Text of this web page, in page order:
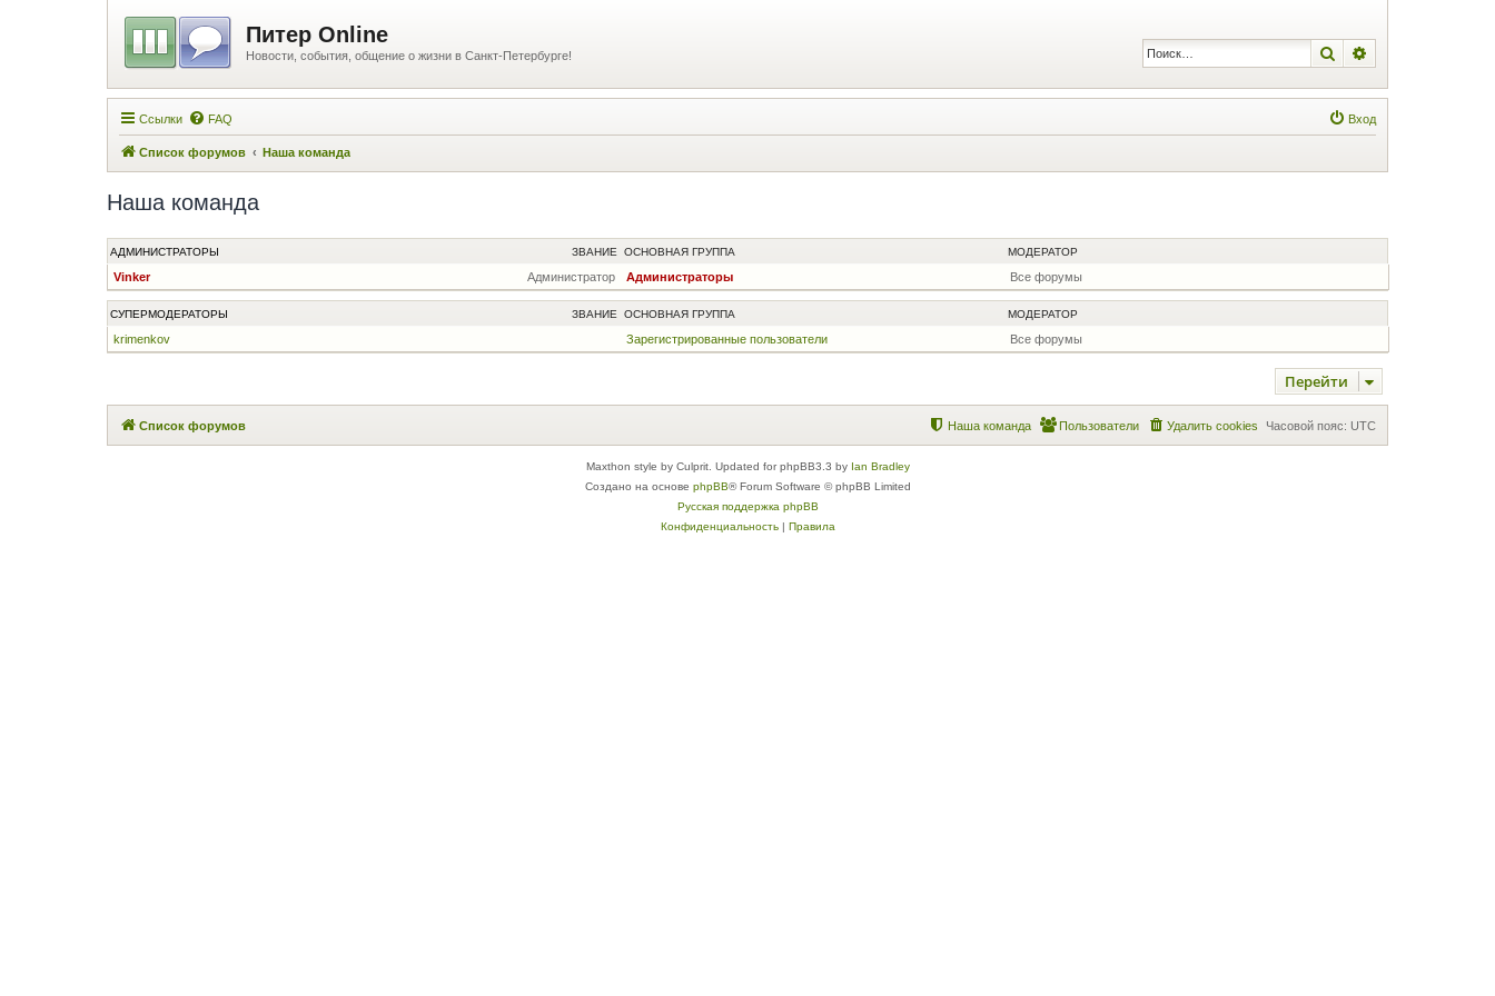
Питер Online
Новости, события, общение о жизни в Санкт-Петербурге! Поиск
Ссылки FAQ Вход
Список форумов Наша команда
Наша команда
ЗВАНИЕ
АДМИНИСТРАТОРЫ ОСНОВНАЯ ГРУППА МОДЕРАТОР
Администратор
Vinker Администраторы Все форумы
ЗВАНИЕ
СУПЕРМОДЕРАТОРЫ ОСНОВНАЯ ГРУППА МОДЕРАТОР
krimenkov Зарегистрированные пользователи Все форумы
Перейти
Список форумов Часовой пояс: UTC
Удалить cookies
Пользователи
Наша команда
Maxthon style by Culprit. Updated for phpBB3.3 by Ian Bradley
Создано на основе phpBB® Forum Software © phpBB Limited
Русская поддержка phpBB
Конфиденциальность| Правила